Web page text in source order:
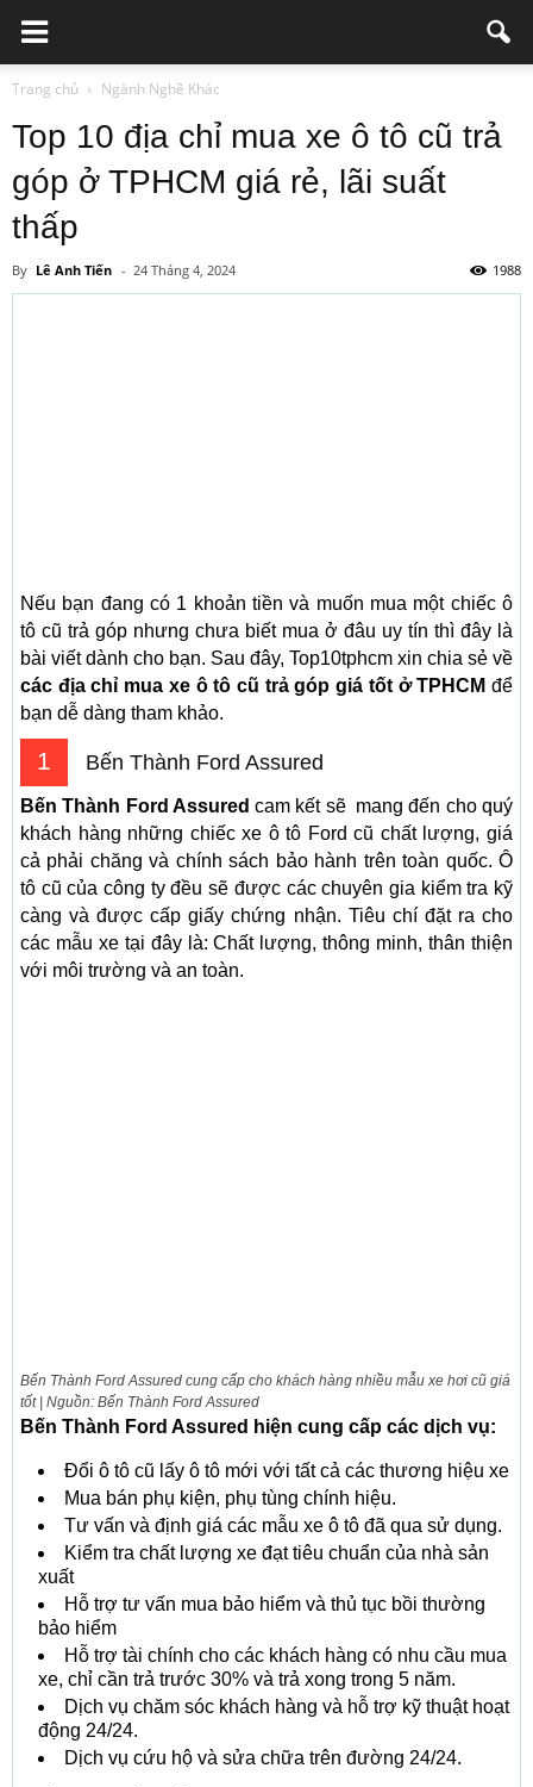
Trang chủ Ngành Nghề Khác
Top 10 địa chỉ mua xe ô tô cũ trả
góp ở TPHCM giá rẻ, lãi suất
thấp
By Lê Anh Tiến - 24 Tháng 4, 2024 1988
Nếu bạn đang có 1 khoản tiền và muốn mua một chiếc ô
tô cũ trả góp nhưng chưa biết mua ở đâu uy tín thì đây là
bài viết dành cho bạn. Sau đây, Top10tphcm xin chia sẻ về
các địa chỉ mua xe ô tô cũ trả góp giá tốt ở TPHCM để
bạn dễ dàng tham khảo.
1 Bến Thành Ford Assured
Bến Thành Ford Assured cam kết sẽ mang đến cho quý
khách hàng những chiếc xe ô tô Ford cũ chất lượng, giá
cả phải chăng và chính sách bảo hành trên toàn quốc. Ô
tô cũ của công ty đều sẽ được các chuyên gia kiểm tra kỹ
càng và được cấp giấy chứng nhận. Tiêu chí đặt ra cho
các mẫu xe tại đây là: Chất lượng, thông minh, thân thiện
với môi trường và an toàn.
Bến Thành Ford Assured cung cấp cho khách hàng nhiều mẫu xe hơi cũ giá
tốt | Nguồn: Bến Thành Ford Assured
Bến Thành Ford Assured hiện cung cấp các dịch vụ:
Đổi ô tô cũ lấy ô tô mới với tất cả các thương hiệu xe
Mua bán phụ kiện, phụ tùng chính hiệu.
Tư vấn và định giá các mẫu xe ô tô đã qua sử dụng.
Kiểm tra chất lượng xe đạt tiêu chuẩn của nhà sản
xuất
Hỗ trợ tư vấn mua bảo hiểm và thủ tục bồi thường
bảo hiểm
Hỗ trợ tài chính cho các khách hàng có nhu cầu mua
xe, chỉ cần trả trước 30% và trả xong trong 5 năm.
Dịch vụ chăm sóc khách hàng và hỗ trợ kỹ thuật hoạt
động 24/24.
Dịch vụ cứu hộ và sửa chữa trên đường 24/24.